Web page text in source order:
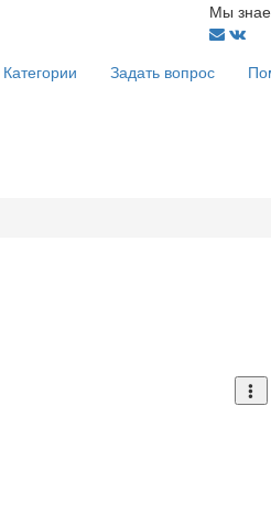
Мы
Категории Задать вопрос